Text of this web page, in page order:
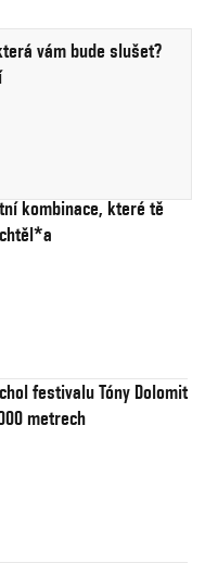
vám bude slušet?
kombinace, které tě
festivalu Tóny Dolomit
metrech